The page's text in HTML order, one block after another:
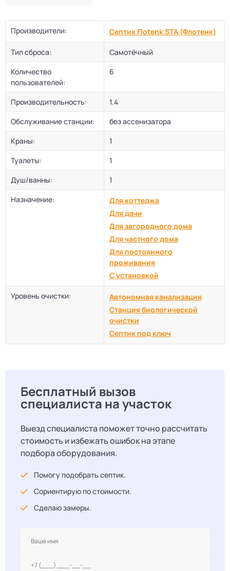
Производители: Септик Flotenk STA (Флотенк)
Тип сброса:
Самотёчный
Количество
пользователей:
6
Производительность:
1.4
Обслуживание станции:
без ассенизатора
Краны:
1
Туалеты:
1
Душ/ванны:
1
Назначение:
Для коттеджа
Для дачи
Для загородного дома
Для частного дома
Для постоянного
проживания
С установкой
Уровень очистки:
Автономная канализация
Станция биологической
очистки
Септик под ключ
Бесплатный вызов
специалиста на участок
Выезд специалиста поможет точно рассчитать
стоимость и избежать ошибок на этапе
подбора оборудования.
Помогу подобрать септик.
Сориентирую по стоимости.
Сделаю замеры.